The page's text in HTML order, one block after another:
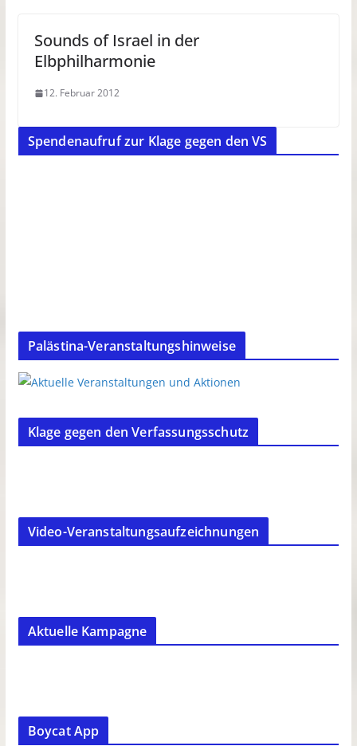
Sounds of Israel in der
Elbphilharmonie
12. Februar 2012
Spendenaufruf zur Klage gegen den VS
Palästina-Veranstaltungshinweise
Klage gegen den Verfassungsschutz
Video-Veranstaltungsaufzeichnungen
Aktuelle Kampagne
Boycat App